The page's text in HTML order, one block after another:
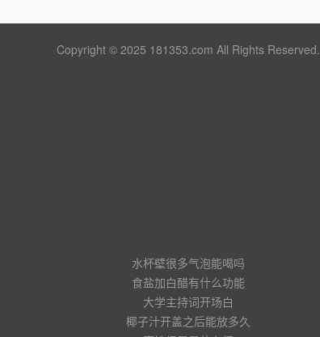
Copyright © 2025 181353.com All Rights Reserved.
水杯壁很多气泡能喝吗
食盐加白醋有什么功能
大学主持词开场白
椰子汁开盖之后能放多久